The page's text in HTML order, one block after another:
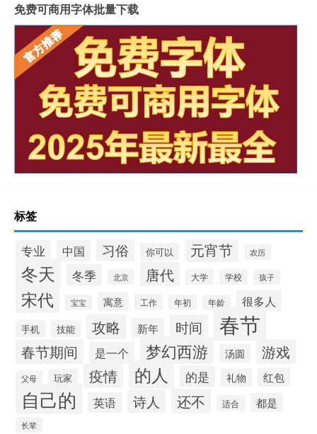
免费可商用字体批量下载
标签
专业 中国 习俗 你可以 元宵节 农历
冬天 冬季 北京 唐代 大学 学校 孩子
宋代 宝宝 寓意 工作 年初 年龄 很多人
手机 技能 攻略 新年 时间 春节
春节期间 是一个 梦幻西游 汤圆 游戏
父母 玩家 疫情 的人 的是 礼物 红包
自己的 英语 诗人 还不 适合 都是
长辈